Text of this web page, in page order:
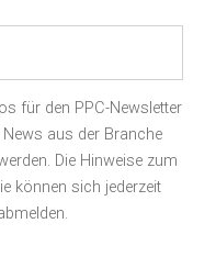
für den PPC-Newsletter
aus der Branche
Die Hinweise zum
können sich jederzeit